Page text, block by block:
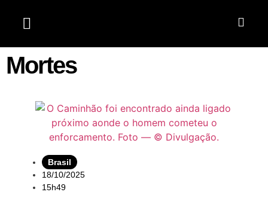
Mortes
Brasil
18/10/2025
15h49